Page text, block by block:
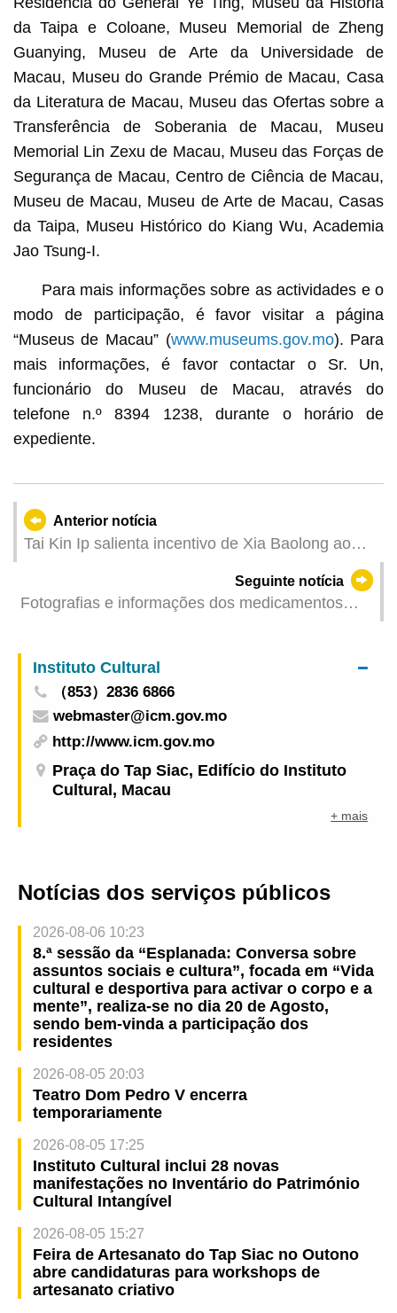
da Taipa e Coloane, Museu Memorial de Zheng
Guanying, Museu de Arte da Universidade de
Macau, Museu do Grande Prémio de Macau, Casa
da Literatura de Macau, Museu das Ofertas sobre a
Transferência de Soberania de Macau, Museu
Memorial Lin Zexu de Macau, Museu das Forças de
Segurança de Macau, Centro de Ciência de Macau,
Museu de Macau, Museu de Arte de Macau, Casas
da Taipa, Museu Histórico do Kiang Wu, Academia
Jao Tsung-I.
Para mais informações sobre as actividades e o
modo de participação, é favor visitar a página
“Museus de Macau” (www.museums.gov.mo). Para
mais informações, é favor contactar o Sr. Un,
funcionário do Museu de Macau, através do
telefone n.º 8394 1238, durante o horário de
expediente.
Anterior notícia
Tai Kin Ip salienta incentivo de Xia Baolong ao
potenciar vantagens, ter uma confiança firme e
continuar a contribuir no desenvolvimento
Seguinte notícia
Fotografias e informações dos medicamentos
consultadas na Conta Única de Macau
Instituto Cultural
（853）2836 6866
webmaster@icm.gov.mo
http://www.icm.gov.mo
Praça do Tap Siac, Edifício do Instituto
Cultural, Macau
+ mais
Notícias dos serviços públicos
2026-08-06 10:23
8.ª sessão da “Esplanada: Conversa sobre
assuntos sociais e cultura”, focada em “Vida
cultural e desportiva para activar o corpo e a
mente”, realiza-se no dia 20 de Agosto,
sendo bem-vinda a participação dos
residentes
2026-08-05 20:03
Teatro Dom Pedro V encerra
temporariamente
2026-08-05 17:25
Instituto Cultural inclui 28 novas
manifestações no Inventário do Património
Cultural Intangível
2026-08-05 15:27
Feira de Artesanato do Tap Siac no Outono
abre candidaturas para workshops de
artesanato criativo